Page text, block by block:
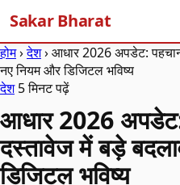
Sakar Bharat
होम›देश›आधार 2026 अपडेट:
नए नियम और डिजिटल भविष्य
देश 5 मिनट पढ़ें
आधार 2026
दस्तावेज में बड़े
डिजिटल भविष्य